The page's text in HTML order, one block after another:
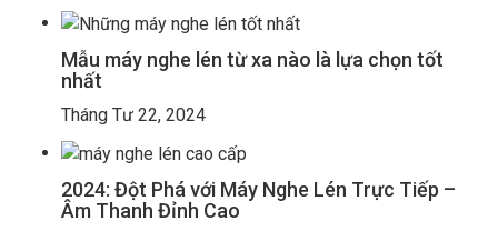
Mẫu máy nghe lén từ xa nào là lựa chọn tốt
nhất
Tháng Tư 22, 2024
2024: Đột Phá với Máy Nghe Lén Trực Tiếp –
Âm Thanh Đỉnh Cao